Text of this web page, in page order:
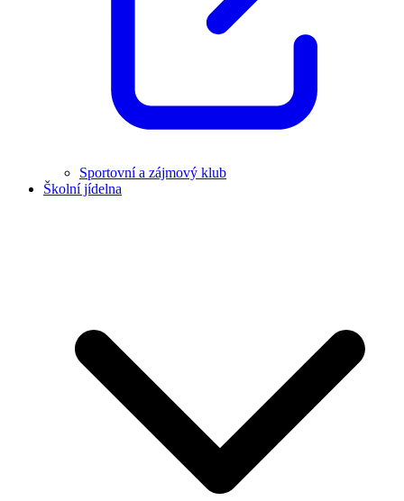
Sportovní a zájmový klub
Školní jídelna